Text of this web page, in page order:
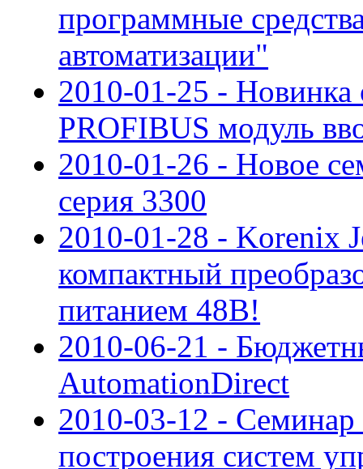
программные
автоматизации"
2010-01-25 -
PROFIBUS модуль
2010-01-26 - Новое
cерия 3300
2010-01-28 - Korenix
компактный
питанием 48В!
2010-06-21 -
AutomationDirect
2010-03-12 - Семинар
построения систем